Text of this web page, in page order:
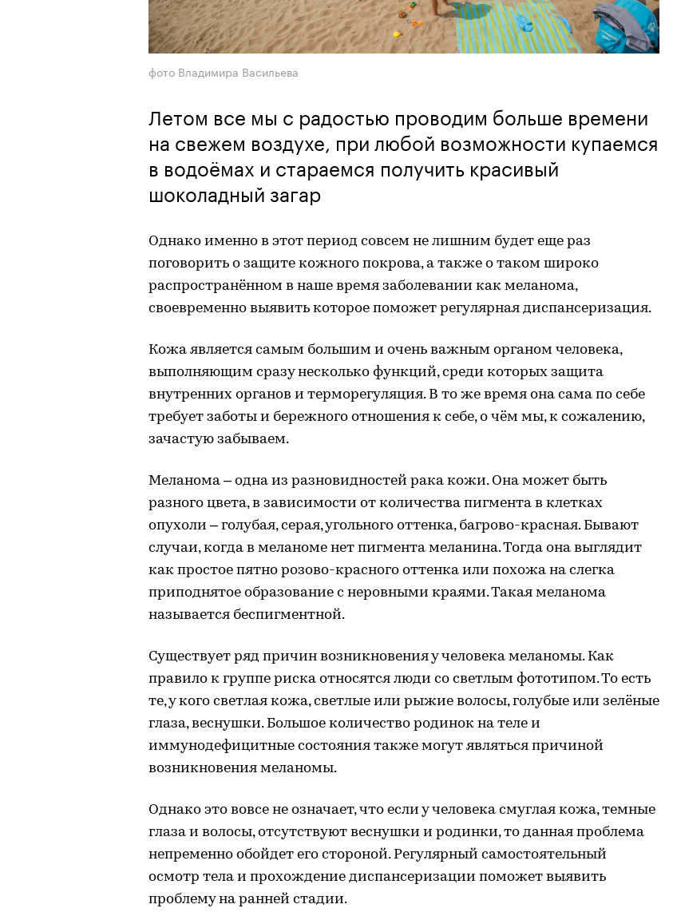
фото Владимира Васильева
Летом все мы с радостью проводим больше времени
на свежем воздухе, при любой возможности купаемся
в водоёмах и стараемся получить красивый
шоколадный загар
Однако именно в этот период совсем не лишним будет еще раз
поговорить о защите кожного покрова, а также о таком широко
распространённом в наше время заболевании как меланома,
своевременно выявить которое поможет регулярная диспансеризация.
Кожа является самым большим и очень важным органом человека,
выполняющим сразу несколько функций, среди которых защита
внутренних органов и терморегуляция. В то же время она сама по себе
требует заботы и бережного отношения к себе, о чём мы, к сожалению,
зачастую забываем.
Меланома – одна из разновидностей рака кожи. Она может быть
разного цвета, в зависимости от количества пигмента в клетках
опухоли – голубая, серая, угольного оттенка, багрово-красная. Бывают
случаи, когда в меланоме нет пигмента меланина. Тогда она выглядит
как простое пятно розово-красного оттенка или похожа на слегка
приподнятое образование с неровными краями. Такая меланома
называется беспигментной.
Существует ряд причин возникновения у человека меланомы. Как
правило к группе риска относятся люди со светлым фототипом. То есть
те, у кого светлая кожа, светлые или рыжие волосы, голубые или зелёные
глаза, веснушки. Большое количество родинок на теле и
иммунодефицитные состояния также могут являться причиной
возникновения меланомы.
Однако это вовсе не означает, что если у человека смуглая кожа, темные
глаза и волосы, отсутствуют веснушки и родинки, то данная проблема
непременно обойдет его стороной. Регулярный самостоятельный
осмотр тела и прохождение диспансеризации поможет выявить
проблему на ранней стадии.